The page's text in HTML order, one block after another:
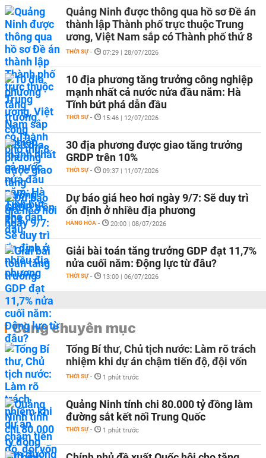
Quảng Ninh được thông qua hồ sơ Đề án
thành lập Thành phố trực thuộc Trung
ương, Việt Nam sắp có Thành phố thứ 8
THỜI SỰ - 07:29 | 28/07/2026
10 địa phương tăng trưởng công nghiệp
mạnh nhất cả nước nửa đầu năm: Hà
Tĩnh bứt phá dẫn đầu
THỜI SỰ - 15:46 | 12/07/2026
30 địa phương được giao tăng trưởng
GRDP trên 10%
THỜI SỰ - 09:37 | 11/07/2026
Dự báo giá heo hơi ngày 9/7: Sẽ duy trì
ổn định ở nhiều địa phương
HÀNG HÓA - 20:00 | 08/07/2026
Giải bài toán tăng trưởng GDP đạt 11,7%
nửa cuối năm: Động lực từ đâu?
THỜI SỰ - 13:00 | 06/07/2026
Cùng chuyên mục
Tổng Bí thư, Chủ tịch nước: Làm rõ trách
nhiệm khi dự án chậm tiến độ, đội vốn
THỜI SỰ - 1 phút trước
Quảng Ninh tính chi 80.000 tỷ đồng làm
đường sắt kết nối Trung Quốc
THỜI SỰ - 1 phút trước